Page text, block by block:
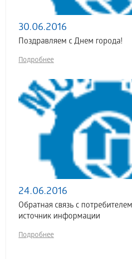
30.06.2016
Поздравляем с Днем города!
Подробнее
24.06.2016
Обратная связь с
источник информации
Подробнее